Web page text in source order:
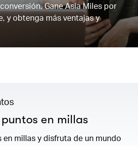
Gane Asia Miles por
y obtenga más ventajas y
en millas
millas y disfruta de un mundo